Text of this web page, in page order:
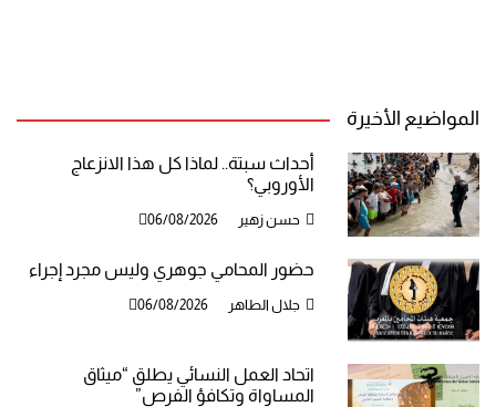
المواضيع الأخيرة
أحداث سبتة.. لماذا كل هذا الانزعاج
الأوروبي؟
حسن زهير 06/08/2026
حضور المحامي جوهري وليس مجرد إجراء
جلال الطاهر 06/08/2026
اتحاد العمل النسائي يطلق “ميثاق
المساواة وتكافؤ الفرص”